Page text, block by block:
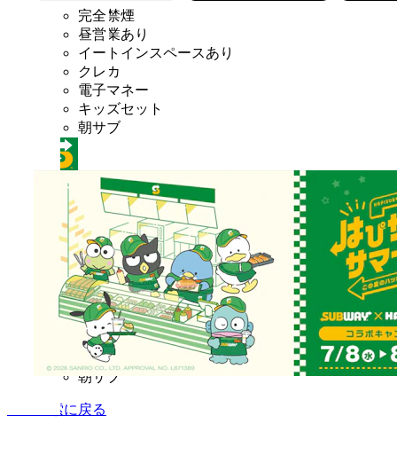
完全禁煙
昼営業あり
イートインスペースあり
クレカ
電子マネー
キッズセット
朝サブ
サブウェイ イオン板橋店
営業中
完全禁煙
昼営業あり
イートインスペースあり
クレカ
電子マネー
キッズセット
朝サブ
店舗検索に戻る